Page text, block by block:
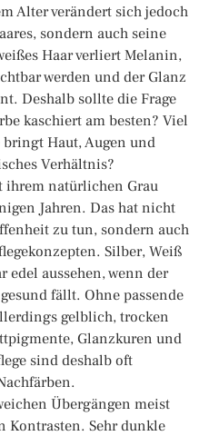
Alter verändert sich jedoch
sondern auch seine
Haar verliert Melanin,
werden und der Glanz
Deshalb sollte die Frage
kaschiert am besten? Viel
Haut, Augen und
Verhältnis?
ihrem natürlichen Grau
Jahren. Das hat nicht
zu tun, sondern auch
Silber, Weiß
edel aussehen, wenn der
fällt. Ohne passende
gelblich, trocken
Glanzkuren und
sind deshalb oft
Übergängen meist
Kontrasten. Sehr dunkle